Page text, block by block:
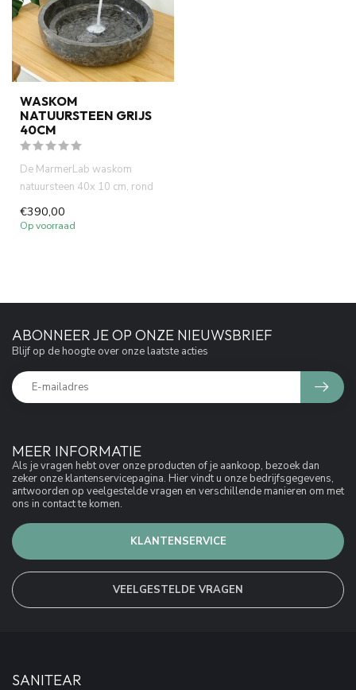
WASKOM
NATUURSTEEN GRIJS
40CM
De MarmerLab waskom
natuursteen 40x 10 cm, rond
gemaakt van grijs marmer De
was...
€390,00
Op voorraad
MEER INFORMATIE
Als je vragen hebt over onze producten of je aankoop, bezoek dan
zeker onze klantenservicepagina. Hier vindt u onze bedrijfsgegevens,
antwoorden op veelgestelde vragen en verschillende manieren om met
ons in contact te komen.
KLANTENSERVICE
VEELGESTELDE VRAGEN
ABONNEER JE OP ONZE NIEUWSBRIEF
Blijf op de hoogte over onze laatste acties
SANITEAR